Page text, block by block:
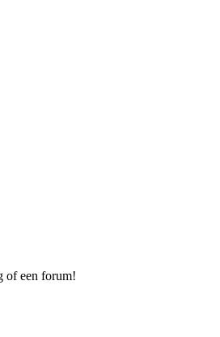
of een forum!